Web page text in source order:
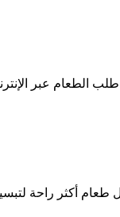
الطعام عبر
أكثر راحة